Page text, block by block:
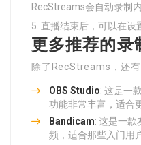
RecStreams会自动录制内
直播结束后，可以在设
更多推荐的录
除了RecStreams，还
OBS Studio: 这是一
功能非常丰富，适合
Bandicam: 这是一款
频，适合那些入门用